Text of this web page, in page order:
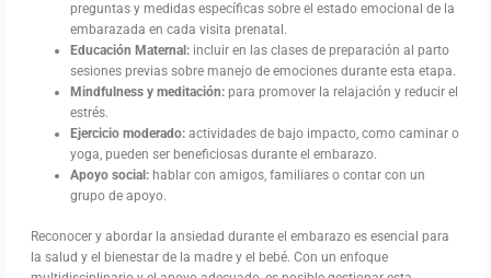
preguntas y medidas específicas sobre el estado emocional de la
embarazada en cada visita prenatal.
Educación Maternal: incluir en las clases de preparación al parto
sesiones previas sobre manejo de emociones durante esta etapa.
Mindfulness y meditación: para promover la relajación y reducir el
estrés.
Ejercicio moderado: actividades de bajo impacto, como caminar o
yoga, pueden ser beneficiosas durante el embarazo.
Apoyo social: hablar con amigos, familiares o contar con un
grupo de apoyo.
Reconocer y abordar la ansiedad durante el embarazo es esencial para
la salud y el bienestar de la madre y el bebé. Con un enfoque